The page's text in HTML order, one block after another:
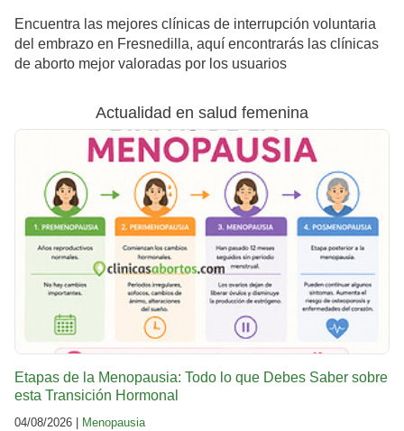
Encuentra las mejores clínicas de interrupción voluntaria
del embrazo en Fresnedilla, aquí encontrarás las clínicas
de aborto mejor valoradas por los usuarios
Actualidad en salud femenina
Etapas de la Menopausia: Todo lo que Debes Saber sobre
esta Transición Hormonal
04/08/2026 | Menopausia